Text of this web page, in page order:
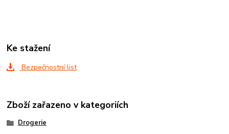
Ke stažení
Bezpečnostní list
Zboží zařazeno v kategoriích
Drogerie